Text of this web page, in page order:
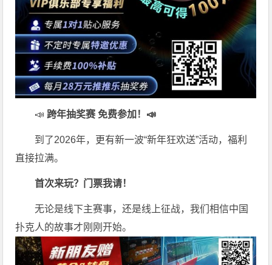
📣 跨年抽奖赛 免费参加 ！📣
到了2026年，更有新一波“新年狂欢送”活动，福利
直接拉满。
首次来玩？门票我请！
无论是线下主赛事，还是线上征战，我们相信中国
扑克人的故事才刚刚开始。